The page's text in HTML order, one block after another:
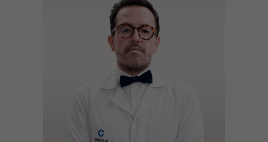
Ortopedia y Traumatología
Radiología e Imágenes Diagnósticas
Servicios Quirúrgicos
Unidad de Mama y Tumores de Tejidos Blandos